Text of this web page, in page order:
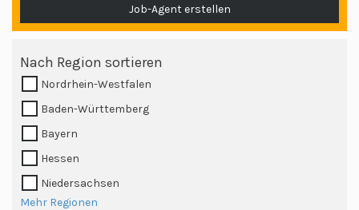
Job-Agent erstellen
Nach Region sortieren
Nordrhein-Westfalen
Baden-Württemberg
Bayern
Hessen
Niedersachsen
Mehr Regionen